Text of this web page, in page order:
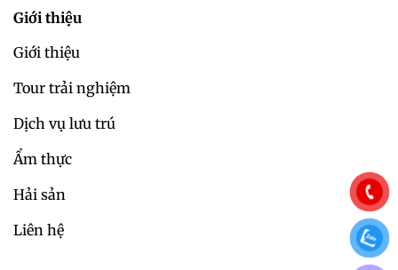
Giới thiệu
Giới thiệu
Tour trải nghiệm
Dịch vụ lưu trú
Ẩm thực
Hải sản
Liên hệ